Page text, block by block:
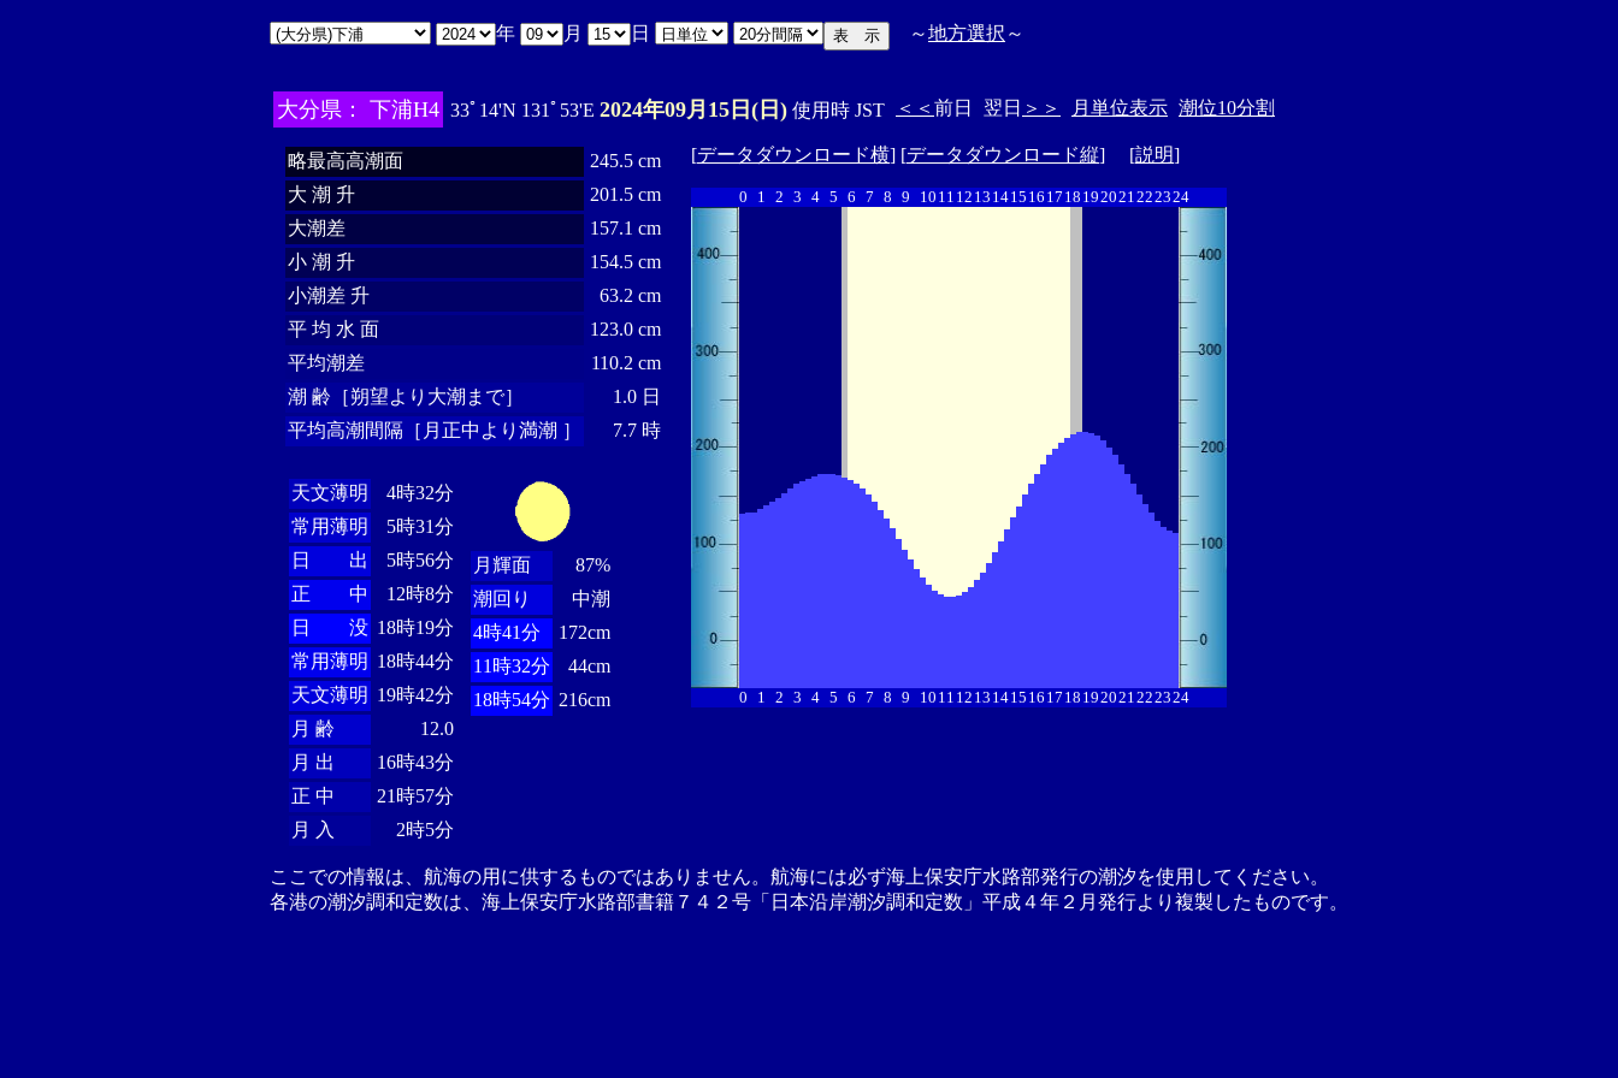
年 月 日 ～地方選択 ～
大分県： 下浦H4 33ﾟ14'N 131ﾟ53'E 2024年09月15日(日) 使用時 JST ＜＜ 前日 翌日 ＞＞ 月単位表示 潮位10分割
略最高高潮面
245.5 cm
大 潮 升
201.5 cm
大潮差
157.1 cm
小 潮 升
154.5 cm
小潮差 升
63.2 cm
平 均 水 面
123.0 cm
平均潮差
110.2 cm
潮 齢［朔望より大潮まで］
1.0 日
平均高潮間隔［月正中より満潮 ］
7.7 時
天文薄明
4時32分
常用薄明
5時31分
日 出
5時56分
正 中
12時8分
日 没 18時19分
常用薄明 18時44分
天文薄明 19時42分
月 齢
12.0
月 出
16時43分
正 中
21時57分
月 入
2時5分
月輝面
87%
潮回り
中潮
4時41分
172cm
11時32分
44cm
18時54分 216cm
[データダウンロード横] [データダウンロード縦] [説明]
0 1 2 3 4 5 6 7 8 9 10 11 12 13 1415 16 17 18 192021222324
0 1 2 3 4 5 6 7 8 9 10 11 12 13 1415 16 17 18 192021222324
ここでの情報は、航海の用に供するものではありません。航海には必ず海上保安庁水路部発行の潮汐を使用してください。
各港の潮汐調和定数は、海上保安庁水路部書籍７４２号「日本沿岸潮汐調和定数」平成４年２月発行より複製したものです。